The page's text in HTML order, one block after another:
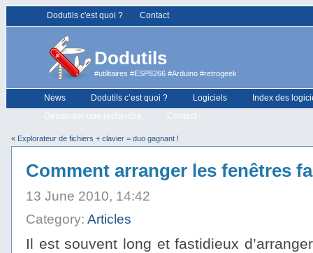
Dodutils c'est quoi ? Contact
Dodutils
#utilitaires #ESP8266 #Arduino #retrogeek
News Dodutils c’est quoi ? Logiciels
Index des
Demander une recherche
Contact
« Explorateur de fichiers + clavier = duo gagnant !
Comment arranger les fenêtres
13 June 2010, 14:42
Category: Articles
Il est souvent long et fastidieux